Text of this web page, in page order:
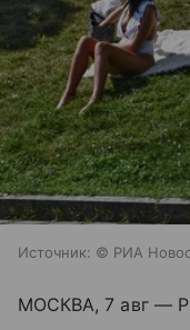
Источник: © РИА
МОСКВА, 7 авг —